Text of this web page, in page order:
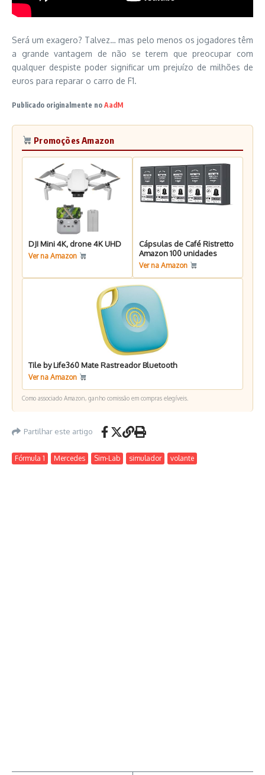
Será um exagero? Talvez… mas pelo menos os jogadores têm
a grande vantagem de não se terem que preocupar com
qualquer despiste poder significar um prejuízo de milhões de
euros para reparar o carro de F1.
Publicado originalmente no AadM
Promoções Amazon
DJI Mini 4K, drone 4K UHD
Ver na Amazon
Cápsulas de Café Ristretto
Amazon 100 unidades
Ver na Amazon
Tile by Life360 Mate Rastreador Bluetooth
Ver na Amazon
Como associado Amazon, ganho comissão em compras elegíveis.
Partilhar este artigo
Fórmula 1 Mercedes Sim-Lab simulador volante